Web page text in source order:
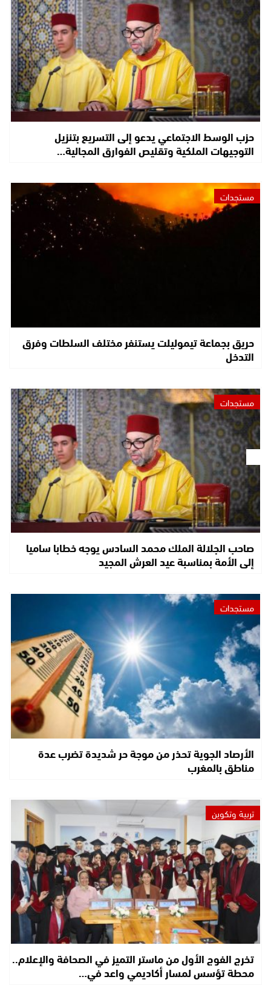
حزب الوسط الاجتماعي يدعو إلى التسريع بتنزيل
التوجيهات الملكية وتقليص الفوارق المجالية…
مستجدات
حريق بجماعة تيموليلت يستنفر مختلف السلطات وفرق
التدخل
مستجدات
صاحب الجلالة الملك محمد السادس يوجه خطابا ساميا
إلى الأمة بمناسبة عيد العرش المجيد
مستجدات
الأرصاد الجوية تحذر من موجة حر شديدة تضرب عدة
مناطق بالمغرب
تربية وتكوين
تخرج الفوج الأول من ماستر التميز في الصحافة والإعلام..
محطة تؤسس لمسار أكاديمي واعد في…